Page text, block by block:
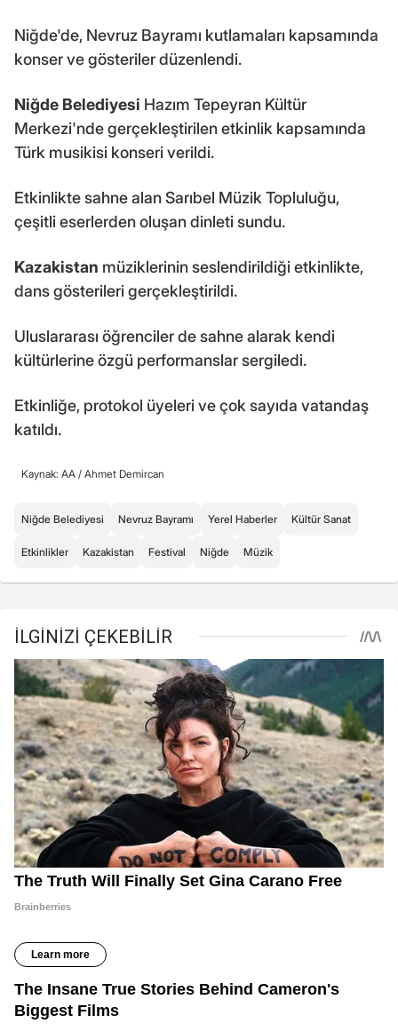
Niğde'de, Nevruz Bayramı kutlamaları kapsamında
konser ve gösteriler düzenlendi.
Niğde Belediyesi Hazım Tepeyran Kültür
Merkezi'nde gerçekleştirilen etkinlik kapsamında
Türk musikisi konseri verildi.
Etkinlikte sahne alan Sarıbel Müzik Topluluğu,
çeşitli eserlerden oluşan dinleti sundu.
Kazakistan müziklerinin seslendirildiği etkinlikte,
dans gösterileri gerçekleştirildi.
Uluslararası öğrenciler de sahne alarak kendi
kültürlerine özgü performanslar sergiledi.
Etkinliğe, protokol üyeleri ve çok sayıda vatandaş
katıldı.
Kaynak: AA / Ahmet Demircan
Niğde Belediyesi Nevruz Bayramı Yerel Haberler Kültür Sanat
Etkinlikler Kazakistan Festival Niğde Müzik